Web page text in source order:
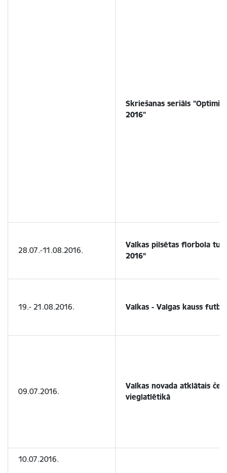
Skriešanas seriāls
2016"
28.07.-11.08.2016.
Valkas pilsētas florbola
2016”
19.- 21.08.2016. Valkas - Valgas kauss
09.07.2016.
Valkas novada atklātais
vieglatlētikā
10.07.2016.